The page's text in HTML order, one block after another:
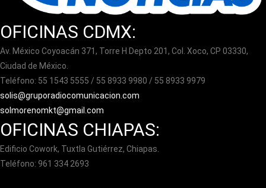
OFICINAS CDMX:
Av. México Coyoacán 371, Torre H Depto 201, Col. Xoco, CP 03330,
Ciudad de México.
Teléfono: 55 1543 5555 / 55 8933 9980 / 55 8933 9979
solis@gruporadiocomunicacion.com
solmorenomkt@gmail.com
OFICINAS CHIAPAS:
Edificio Cowork, Tuxtla Gutiérrez, Chiapas.
Teléfono: 961 334 2693